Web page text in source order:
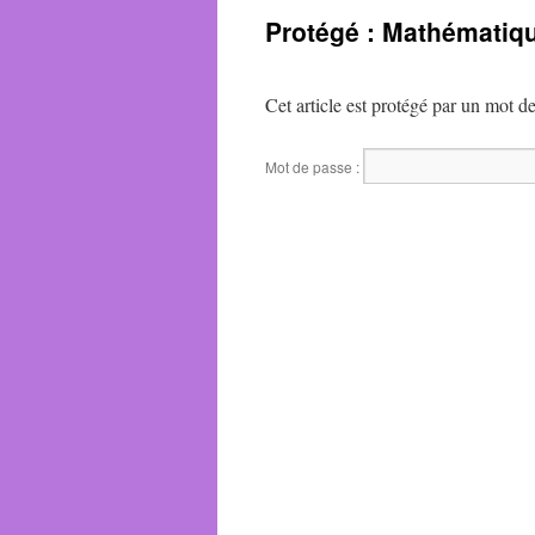
Protégé :
Cet article est protégé par un mot
Mot de passe :